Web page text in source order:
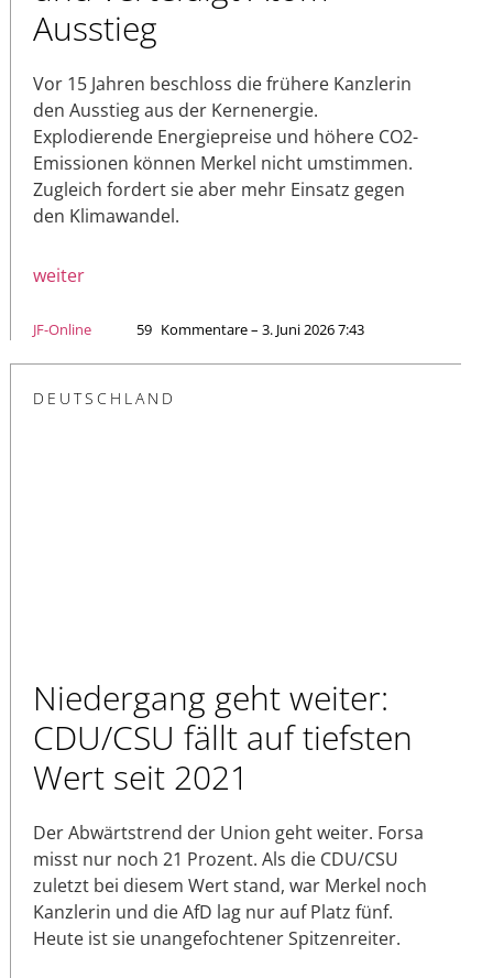
Ausstieg
Vor 15 Jahren beschloss die frühere Kanzlerin
den Ausstieg aus der Kernenergie.
Explodierende Energiepreise und höhere CO2-
Emissionen können Merkel nicht umstimmen.
Zugleich fordert sie aber mehr Einsatz gegen
den Klimawandel.
weiter
JF-Online 59 Kommentare – 3. Juni 2026 7:43
DEUTSCHLAND
Niedergang geht weiter:
CDU/CSU fällt auf tiefsten
Wert seit 2021
Der Abwärtstrend der Union geht weiter. Forsa
misst nur noch 21 Prozent. Als die CDU/CSU
zuletzt bei diesem Wert stand, war Merkel noch
Kanzlerin und die AfD lag nur auf Platz fünf.
Heute ist sie unangefochtener Spitzenreiter.